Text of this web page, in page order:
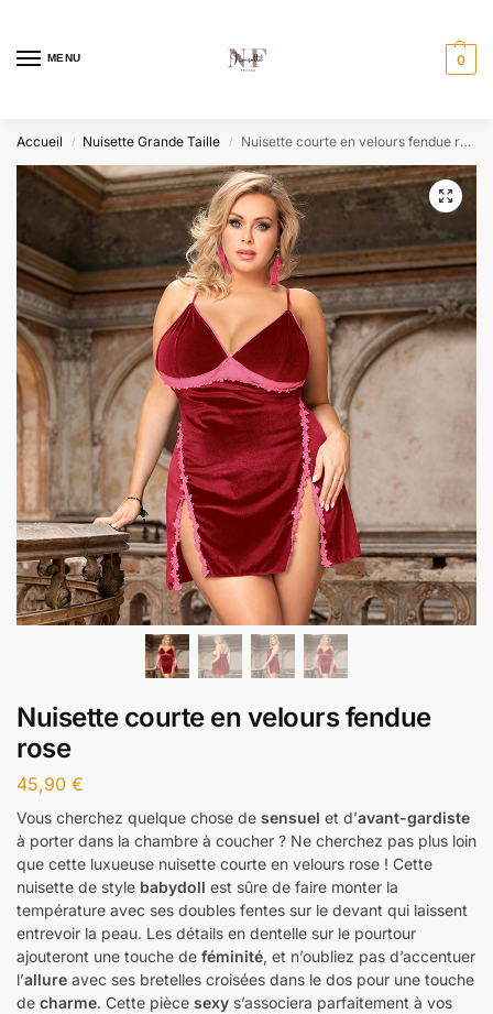
MENU 0
Accueil / Nuisette Grande Taille / Nuisette courte en velours fendue rose
Nuisette courte en velours fendue
rose
45,90 €
Vous cherchez quelque chose de sensuel et d’avant-gardiste
à porter dans la chambre à coucher ? Ne cherchez pas plus loin
que cette luxueuse nuisette courte en velours rose ! Cette
nuisette de style babydoll est sûre de faire monter la
température avec ses doubles fentes sur le devant qui laissent
entrevoir la peau. Les détails en dentelle sur le pourtour
ajouteront une touche de féminité, et n’oubliez pas d’accentuer
l’allure avec ses bretelles croisées dans le dos pour une touche
de charme. Cette pièce sexy s’associera parfaitement à vos